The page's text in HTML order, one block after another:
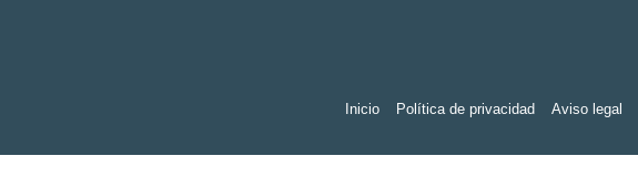
Inicio Política de privacidad Aviso legal